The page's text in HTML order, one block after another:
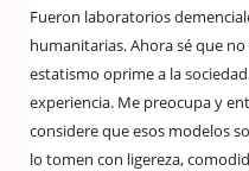
Fueron laboratorios
humanitarias. Ahora sé que
estatismo oprime a la
experiencia. Me preocupa y
considere que esos modelos
lo tomen con ligereza,